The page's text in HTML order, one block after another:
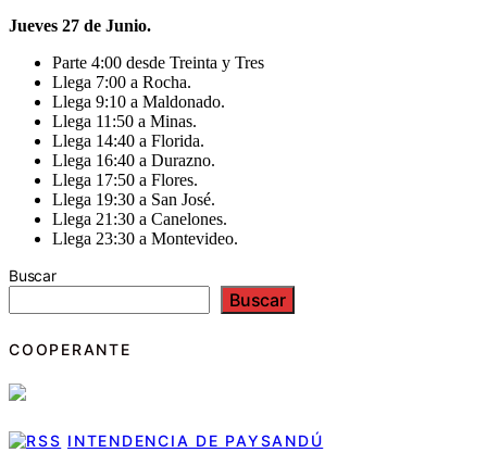
Jueves 27 de Junio.
Parte 4:00 desde Treinta y Tres
Llega 7:00 a Rocha.
Llega 9:10 a Maldonado.
Llega 11:50 a Minas.
Llega 14:40 a Florida.
Llega 16:40 a Durazno.
Llega 17:50 a Flores.
Llega 19:30 a San José.
Llega 21:30 a Canelones.
Llega 23:30 a Montevideo.
Buscar
Buscar
COOPERANTE
INTENDENCIA DE PAYSANDÚ